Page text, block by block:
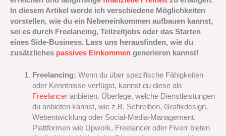
In diesem Artikel werde ich verschiedene Möglichkeiten
vorstellen, wie du ein Nebeneinkommen aufbauen kannst,
sei es durch Freelancing, Teilzeitjobs oder das Starten
eines Side-Business. Lass uns herausfinden, wie du
zusätzliches passives Einkommen generieren kannst!
Freelancing: Wenn du über spezifische Fähigkeiten
oder Kenntnisse verfügst, kannst du diese als
Freelanceranbieten. Überlege, welche Dienstleistungen
du anbieten kannst, wie z.B. Schreiben, Grafikdesign,
Webentwicklung oder Social-Media-Management.
Plattformen wie Upwork, Freelancer oder Fiverr bieten